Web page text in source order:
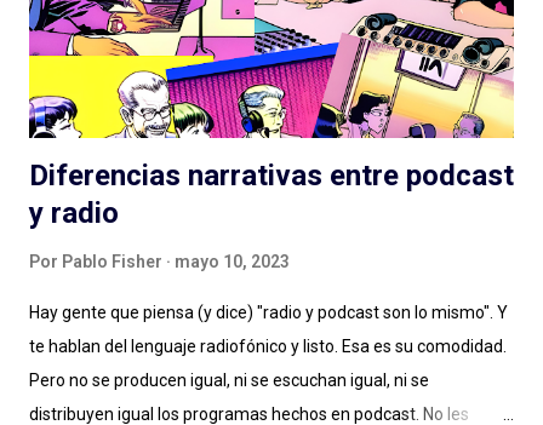
truth is out there" . Tan marcada es la influencia de X-Files en
este podcast que hasta lo celebran con la inclusión de la
Diferencias narrativas entre podcast
y radio
Por Pablo Fisher mayo 10, 2023
Hay gente que piensa (y dice) "radio y podcast son lo mismo". Y
te hablan del lenguaje radiofónico y listo. Esa es su comodidad.
Pero no se producen igual, ni se escuchan igual, ni se
distribuyen igual los programas hechos en podcast. No les